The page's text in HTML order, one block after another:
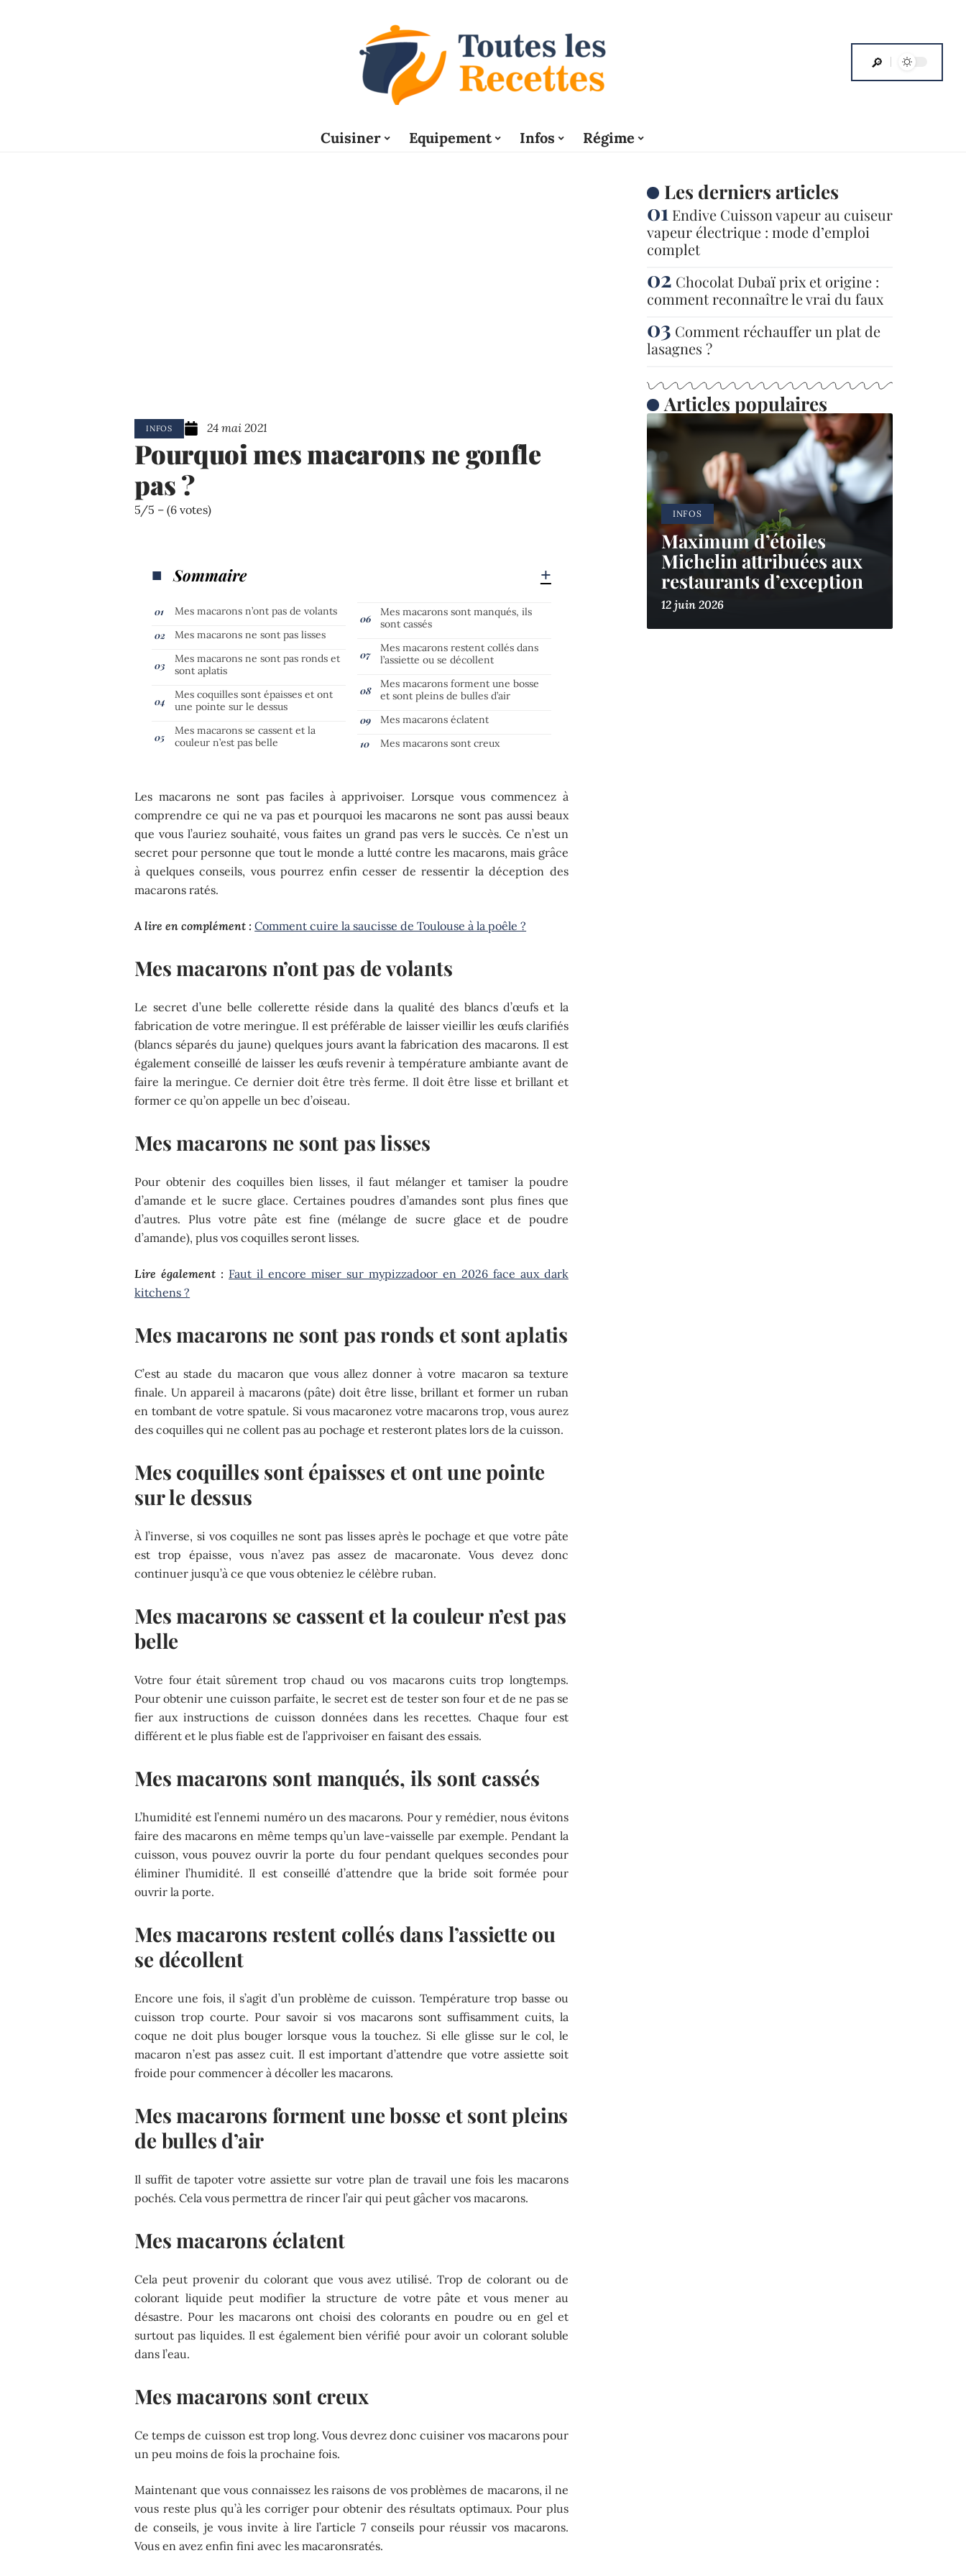
Cuisiner Equipement Infos Régime
INFOS 24 mai 2021
Pourquoi mes macarons ne gonfle
pas ?
5/5 – (6 votes)
Sommaire
Mes macarons n’ont pas de volants
Mes macarons ne sont pas lisses
Mes macarons ne sont pas ronds et
sont aplatis
Mes coquilles sont épaisses et ont
une pointe sur le dessus
Mes macarons se cassent et la
couleur n’est pas belle
Mes macarons sont manqués, ils
sont cassés
Mes macarons restent collés dans
l’assiette ou se décollent
Mes macarons forment une bosse
et sont pleins de bulles d’air
Mes macarons éclatent
Mes macarons sont creux
Les macarons ne sont pas faciles à apprivoiser. Lorsque vous commencez à
comprendre ce qui ne va pas et pourquoi les macarons ne sont pas aussi beaux
que vous l’auriez souhaité, vous faites un grand pas vers le succès. Ce n’est un
secret pour personne que tout le monde a lutté contre les macarons, mais grâce
à quelques conseils, vous pourrez enfin cesser de ressentir la déception des
macarons ratés.
A lire en complément : Comment cuire la saucisse de Toulouse à la poêle ?
Mes macarons n’ont pas de volants
Le secret d’une belle collerette réside dans la qualité des blancs d’œufs et la
fabrication de votre meringue. Il est préférable de laisser vieillir les œufs clarifiés
(blancs séparés du jaune) quelques jours avant la fabrication des macarons. Il est
également conseillé de laisser les œufs revenir à température ambiante avant de
faire la meringue. Ce dernier doit être très ferme. Il doit être lisse et brillant et
former ce qu’on appelle un bec d’oiseau.
Mes macarons ne sont pas lisses
Pour obtenir des coquilles bien lisses, il faut mélanger et tamiser la poudre
d’amande et le sucre glace. Certaines poudres d’amandes sont plus fines que
d’autres. Plus votre pâte est fine (mélange de sucre glace et de poudre
d’amande), plus vos coquilles seront lisses.
Lire également : Faut il encore miser sur mypizzadoor en 2026 face aux dark
kitchens ?
Mes macarons ne sont pas ronds et sont aplatis
C’est au stade du macaron que vous allez donner à votre macaron sa texture
finale. Un appareil à macarons (pâte) doit être lisse, brillant et former un ruban
en tombant de votre spatule. Si vous macaronez votre macarons trop, vous aurez
des coquilles qui ne collent pas au pochage et resteront plates lors de la cuisson.
Mes coquilles sont épaisses et ont une pointe
sur le dessus
À l’inverse, si vos coquilles ne sont pas lisses après le pochage et que votre pâte
est trop épaisse, vous n’avez pas assez de macaronate. Vous devez donc
continuer jusqu’à ce que vous obteniez le célèbre ruban.
Mes macarons se cassent et la couleur n’est pas
belle
Votre four était sûrement trop chaud ou vos macarons cuits trop longtemps.
Pour obtenir une cuisson parfaite, le secret est de tester son four et de ne pas se
fier aux instructions de cuisson données dans les recettes. Chaque four est
différent et le plus fiable est de l’apprivoiser en faisant des essais.
Mes macarons sont manqués, ils sont cassés
L’humidité est l’ennemi numéro un des macarons. Pour y remédier, nous évitons
faire des macarons en même temps qu’un lave-vaisselle par exemple. Pendant la
cuisson, vous pouvez ouvrir la porte du four pendant quelques secondes pour
éliminer l’humidité. Il est conseillé d’attendre que la bride soit formée pour
ouvrir la porte.
Mes macarons restent collés dans l’assiette ou
se décollent
Encore une fois, il s’agit d’un problème de cuisson. Température trop basse ou
cuisson trop courte. Pour savoir si vos macarons sont suffisamment cuits, la
coque ne doit plus bouger lorsque vous la touchez. Si elle glisse sur le col, le
macaron n’est pas assez cuit. Il est important d’attendre que votre assiette soit
froide pour commencer à décoller les macarons.
Mes macarons forment une bosse et sont pleins
de bulles d’air
Il suffit de tapoter votre assiette sur votre plan de travail une fois les macarons
pochés. Cela vous permettra de rincer l’air qui peut gâcher vos macarons.
Mes macarons éclatent
Cela peut provenir du colorant que vous avez utilisé. Trop de colorant ou de
colorant liquide peut modifier la structure de votre pâte et vous mener au
désastre. Pour les macarons ont choisi des colorants en poudre ou en gel et
surtout pas liquides. Il est également bien vérifié pour avoir un colorant soluble
dans l’eau.
Mes macarons sont creux
Ce temps de cuisson est trop long. Vous devrez donc cuisiner vos macarons pour
un peu moins de fois la prochaine fois.
Maintenant que vous connaissez les raisons de vos problèmes de macarons, il ne
vous reste plus qu’à les corriger pour obtenir des résultats optimaux. Pour plus
de conseils, je vous invite à lire l’article 7 conseils pour réussir vos macarons.
Vous en avez enfin fini avec les macaronsratés.
Les derniers articles
Endive Cuisson vapeur au cuiseur
vapeur électrique : mode d’emploi
complet
Chocolat Dubaï prix et origine :
comment reconnaître le vrai du faux
Comment réchauffer un plat de
lasagnes ?
Articles populaires
INFOS
Maximum d’étoiles
Michelin attribuées aux
restaurants d’exception
12 juin 2026